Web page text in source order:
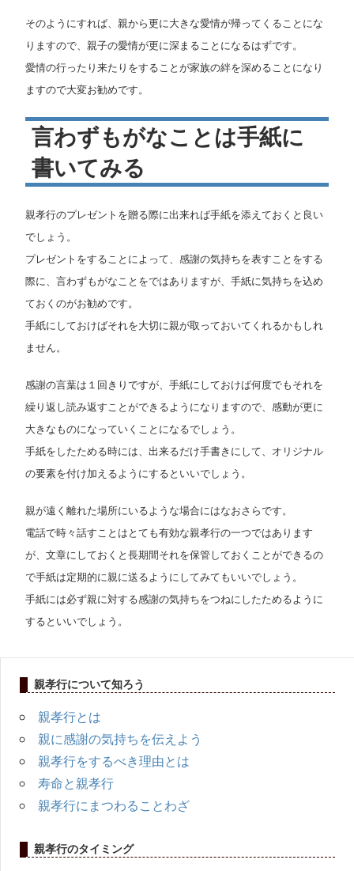
そのようにすれば、親から更に大きな愛情が帰ってくることにな
りますので、親子の愛情が更に深まることになるはずです。
愛情の行ったり来たりをすることが家族の絆を深めることになり
ますので大変お勧めです。
言わずもがなことは手紙に
書いてみる
親孝行のプレゼントを贈る際に出来れば手紙を添えておくと良い
でしょう。
プレゼントをすることによって、感謝の気持ちを表すことをする
際に、言わずもがなことをではありますが、手紙に気持ちを込め
ておくのがお勧めです。
手紙にしておけばそれを大切に親が取っておいてくれるかもしれ
ません。
感謝の言葉は１回きりですが、手紙にしておけば何度でもそれを
繰り返し読み返すことができるようになりますので、感動が更に
大きなものになっていくことになるでしょう。
手紙をしたためる時には、出来るだけ手書きにして、オリジナル
の要素を付け加えるようにするといいでしょう。
親が遠く離れた場所にいるような場合にはなおさらです。
電話で時々話すことはとても有効な親孝行の一つではあります
が、文章にしておくと長期間それを保管しておくことができるの
で手紙は定期的に親に送るようにしてみてもいいでしょう。
手紙には必ず親に対する感謝の気持ちをつねにしたためるように
するといいでしょう。
親孝行について知ろう
親孝行とは
親に感謝の気持ちを伝えよう
親孝行をするべき理由とは
寿命と親孝行
親孝行にまつわることわざ
親孝行のタイミング